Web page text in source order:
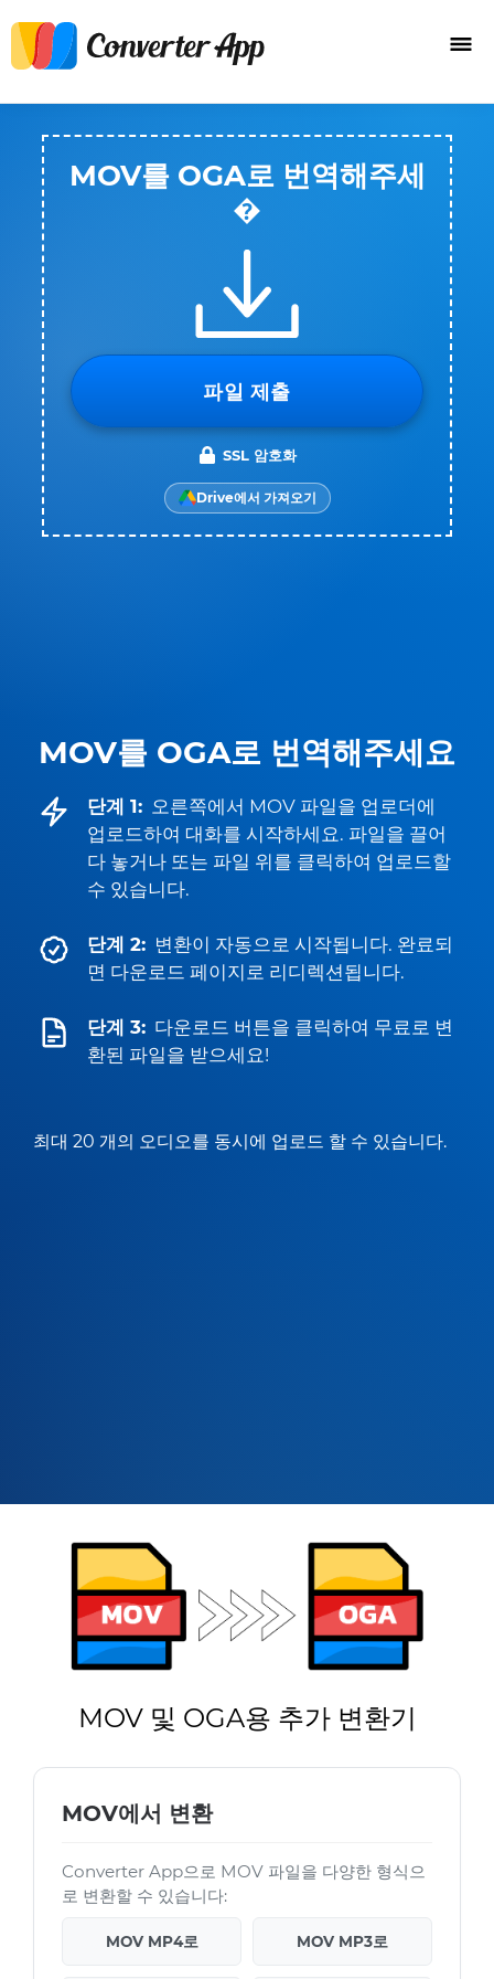
MOV를 OGA로 번역해주세요
단계 1: 오른쪽에서 MOV 파일을 업로더에
업로드하여 대화를 시작하세요. 파일을 끌어
다 놓거나 또는 파일 위를 클릭하여 업로드할
수 있습니다.
단계 2: 변환이 자동으로 시작됩니다. 완료되
면 다운로드 페이지로 리디렉션됩니다.
단계 3: 다운로드 버튼을 클릭하여 무료로 변
환된 파일을 받으세요!
최대 20 개의 오디오를 동시에 업로드 할 수 있습니다.
MOV를 OGA로 번역해주세
�
파일 제출
SSL 암호화
Drive에서 가져오기
MOV 및 OGA용 추가 변환기
MOV에서 변환
Converter App으로 MOV 파일을 다양한 형식으
로 변환할 수 있습니다:
MOV MP4로 MOV MP3로